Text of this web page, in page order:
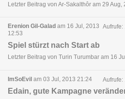
Letzter Beitrag von Ar-Sakalthôr am 29 Aug,
Erenion Gil-Galad am 16 Jul, 2013
12:53
Aufrufe:
Spiel stürzt nach Start ab
Letzter Beitrag von Turin Turumbar am 16
ImSoEvil am 03 Jul, 2013 21:24 Aufrufe:
Edain, gute Kampagne